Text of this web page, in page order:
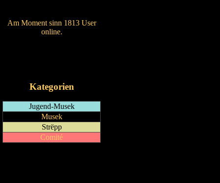
Am Moment sinn 1813 User
online.
Kategorien
Jugend-Musek
Musek
Strëpp
Comité